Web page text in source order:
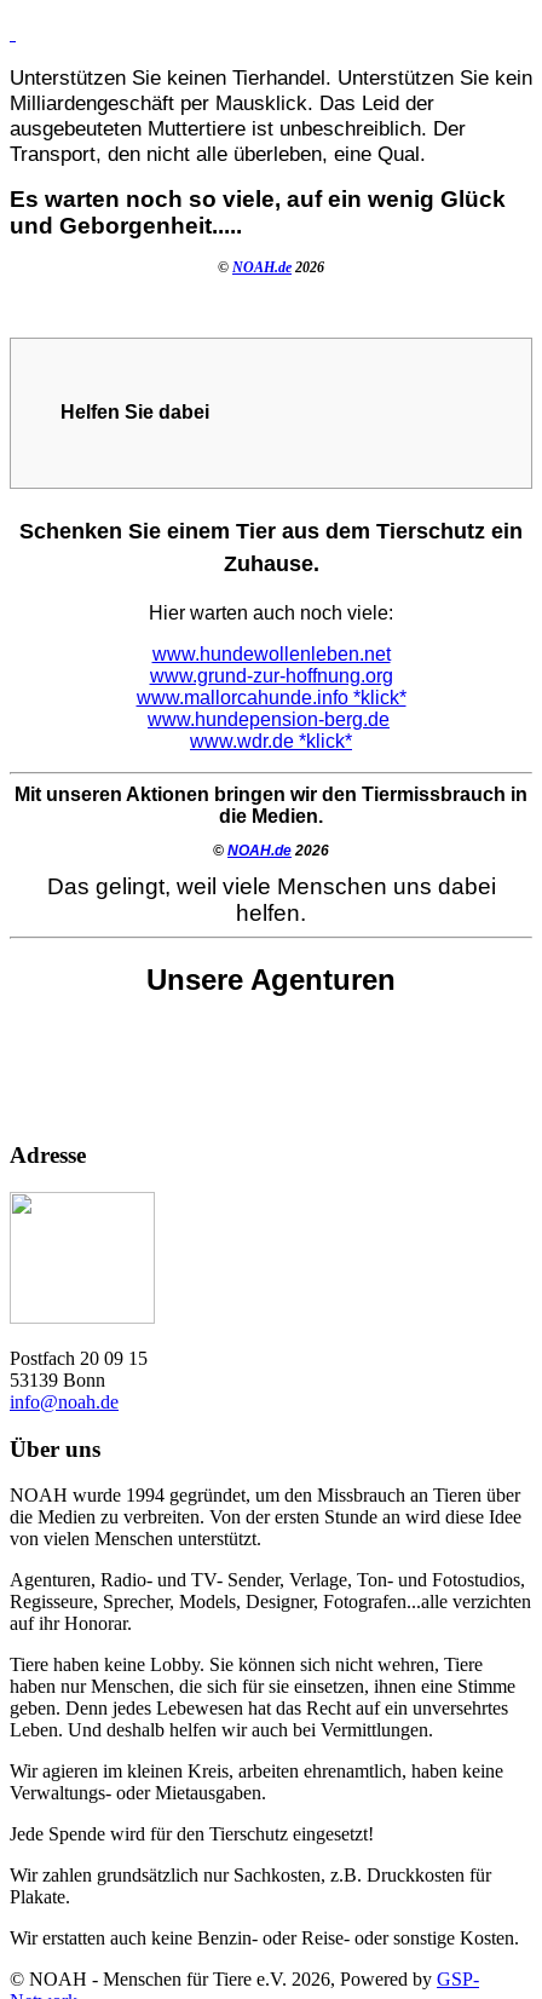
Unterstützen Sie keinen Tierhandel. Unterstützen Sie kein
Milliardengeschäft per Mausklick. Das Leid der
ausgebeuteten Muttertiere ist unbeschreiblich. Der
Transport, den nicht alle überleben, eine Qual.
Es warten noch so viele, auf ein wenig Glück
und Geborgenheit.....
© NOAH.de 2026
Helfen Sie dabei
Schenken Sie einem Tier aus dem Tierschutz ein
Zuhause.
Hier warten auch noch viele:
www.hundewollenleben.net
www.grund-zur-hoffnung.org
www.mallorcahunde.info *klick*
www.hundepension-berg.de
www.wdr.de *klick*
Mit unseren Aktionen bringen wir den Tiermissbrauch in
die Medien.
© NOAH.de 2026
Das gelingt, weil viele Menschen uns dabei
helfen.
Unsere Agenturen
Adresse
Postfach 20 09 15
53139 Bonn
info@noah.de
Über uns
NOAH wurde 1994 gegründet, um den Missbrauch an Tieren über
die Medien zu verbreiten. Von der ersten Stunde an wird diese Idee
von vielen Menschen unterstützt.
Agenturen, Radio- und TV- Sender, Verlage, Ton- und Fotostudios,
Regisseure, Sprecher, Models, Designer, Fotografen...alle verzichten
auf ihr Honorar.
Tiere haben keine Lobby. Sie können sich nicht wehren, Tiere
haben nur Menschen, die sich für sie einsetzen, ihnen eine Stimme
geben. Denn jedes Lebewesen hat das Recht auf ein unversehrtes
Leben. Und deshalb helfen wir auch bei Vermittlungen.
Wir agieren im kleinen Kreis, arbeiten ehrenamtlich, haben keine
Verwaltungs- oder Mietausgaben.
Jede Spende wird für den Tierschutz eingesetzt!
Wir zahlen grundsätzlich nur Sachkosten, z.B. Druckkosten für
Plakate.
Wir erstatten auch keine Benzin- oder Reise- oder sonstige Kosten.
© NOAH - Menschen für Tiere e.V. 2026, Powered by GSP-